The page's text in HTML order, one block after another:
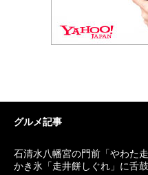
グルメ記事
石清水八幡宮の門前「やわた
かき氷「走井餅しぐれ」に舌